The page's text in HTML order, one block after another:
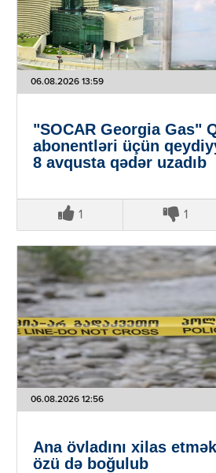
06.08.2026 13:59
"SOCAR Georgia Gas"
abonentləri üçün
8 avqusta qədər uzadıb
1 1
06.08.2026 12:56
Ana övladını xilas
özü də boğulub